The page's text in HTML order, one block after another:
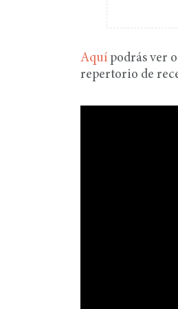
Aquí podrás ver
repertorio de